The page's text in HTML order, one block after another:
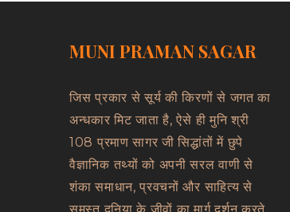
MUNI PRAMAN SAGAR
जिस प्रकार से सूर्य की किरणों से जगत का
अन्धकार मिट जाता है, ऐसे ही मुनि श्री
108 प्रमाण सागर जी सिद्धांतों में छुपे
वैज्ञानिक तथ्यों को अपनी सरल वाणी से
शंका समाधान, प्रवचनों और साहित्य से